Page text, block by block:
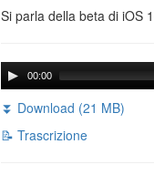
Si parla della beta di iOS
00:00
⏬ Download (21 MB)
📝 Trascrizione